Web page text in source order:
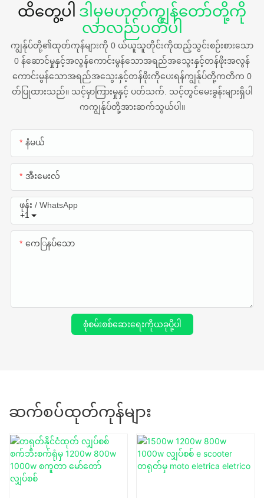
ထိတွေ့ပါ ဒါမှမဟုတ်ကျွန်တော်တို့ကို
လာလည်ပတ်ပါ
ကျွန်ုပ်တို့၏ထုတ်ကုန်များကို 0 ယ်ယူသူတိုင်းကိုထည့်သွင်းစဉ်းစားသော
0 န်ဆောင်မှုနှင့်အလွန်ကောင်းမွန်သောအရည်အသွေးနှင့်တန်ဖိုးအလွန်
ကောင်းမွန်သောအရည်အသွေးနှင့်တန်ဖိုးကိုပေးရန်ကျွန်ုပ်တို့ကတိက 0
တ်ပြုထားသည်။ သင့်မှာကြားမှုနှင့် ပတ်သက်. သင့်တွင်မေးခွန်းများရှိပါ
ကကျွန်ုပ်တို့အားဆက်သွယ်ပါ။
နံမယ်
အီးမေးလ်
+1
ဖုန်း / WhatsApp
ကေြနပ်သော
စုံစမ်းစစ်ဆေးရေးကိုယခုပို့ပါ
ဆက်စပ်ထုတ်ကုန်များ